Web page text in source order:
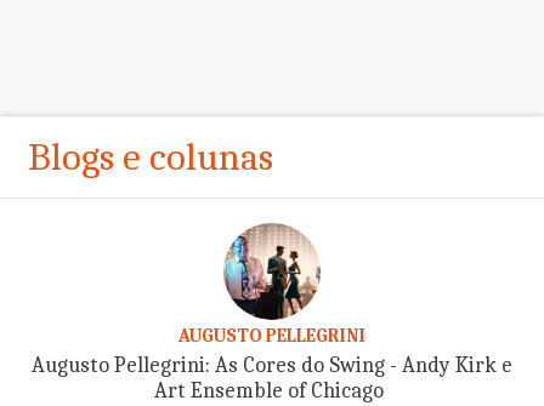
Blogs e colunas
AUGUSTO PELLEGRINI
Augusto Pellegrini: As Cores do Swing - Andy Kirk e
Art Ensemble of Chicago